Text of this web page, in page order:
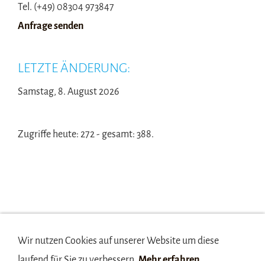
Tel. (+49) 08304 973847
Anfrage senden
LETZTE ÄNDERUNG:
Samstag, 8. August 2026
Zugriffe heute: 272 - gesamt: 388.
Wir nutzen Cookies auf unserer Website um diese